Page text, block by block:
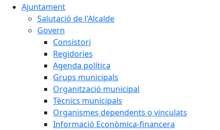
Ajuntament
Salutació de l'Alcalde
Govern
Consistori
Regidories
Agenda política
Grups municipals
Organització municipal
Tècnics municipals
Organismes dependents o vinculats
Informació Econòmica-financera